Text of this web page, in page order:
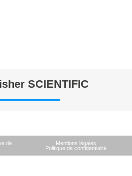
SCIENTIFIC
de
Mentions légales
Politique de confidentialité